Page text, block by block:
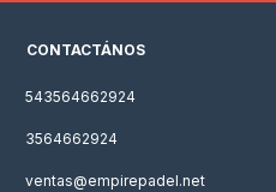
CONTACTÁNOS
543564662924
3564662924
ventas@empirepadel.net